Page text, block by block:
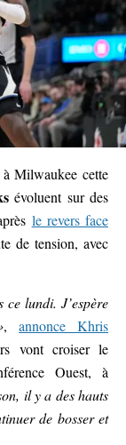
à Milwaukee cette
évoluent sur des
le revers face
de tension, avec
lundi. J’espère
,annonce Khris
vont croiser le
Ouest, à
il y a des hauts
de bosser et